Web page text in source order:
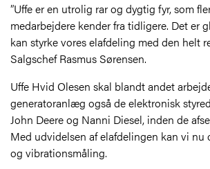
”Uffe er en utrolig rar og dygtig fyr, som
medarbejdere kender fra tidligere. Det er
kan styrke vores elafdeling med den helt
Salgschef Rasmus Sørensen.
Uffe Hvid Olesen skal blandt andet
generatoranlæg også de elektronisk
John Deere og Nanni Diesel, inden de
Med udvidelsen af elafdelingen kan vi nu
og vibrationsmåling.